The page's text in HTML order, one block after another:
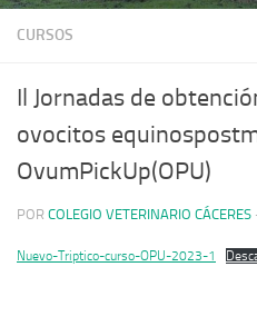
CURSOS
Il Jornadas de
ovocitos
OvumPickUp(OPU)
POR COLEGIO VETERINARIO CÁCERES ·
Nuevo-Triptico-curso-OPU-2023-1